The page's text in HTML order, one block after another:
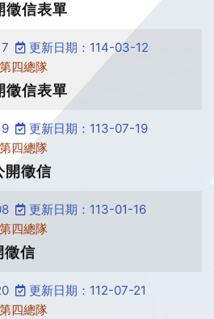
徵信表單
更新日期：114-03-12
四總隊
徵信表單
更新日期：113-07-19
四總隊
開徵信
更新日期：113-01-16
四總隊
徵信
更新日期：112-07-21
四總隊